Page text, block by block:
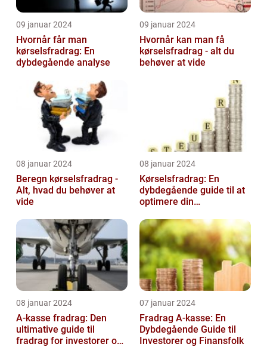
09 januar 2024
Hvornår får man
kørselsfradrag: En
dybdegående analyse
09 januar 2024
Hvornår kan man få
kørselsfradrag - alt du
behøver at vide
08 januar 2024
Beregn kørselsfradrag -
Alt, hvad du behøver at
vide
08 januar 2024
Kørselsfradrag: En
dybdegående guide til at
optimere din
08 januar 2024
A-kasse fradrag: Den
ultimative guide til
fradrag for investorer og
07 januar 2024
Fradrag A-kasse: En
Dybdegående Guide til
Investorer og Finansfolk